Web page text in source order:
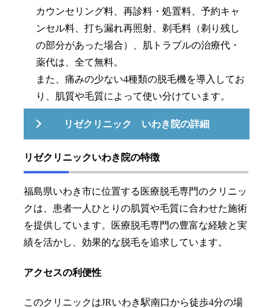
カウンセリング料、再診料・処置料、予約キャ
ンセル料、打ち漏れ再照射、剃毛料（剃り残し
の部分があった場合）、肌トラブルの治療代・
薬代は、全て無料。
また、痛みの少ない4種類の脱毛機を導入してお
り、肌質や毛質によって使い分けています。
リゼクリニック いわき院の詳細
リゼクリニックいわき院の特徴
福島県いわき市に位置する医療脱毛専門のクリニッ
クは、患者一人ひとりの肌質や毛質に合わせた施術
を提供しています。医療脱毛専門の豊富な経験と実
績を活かし、効果的な脱毛を追求しています。
アクセスの利便性
このクリニックはJRいわき駅南口から徒歩4分の場